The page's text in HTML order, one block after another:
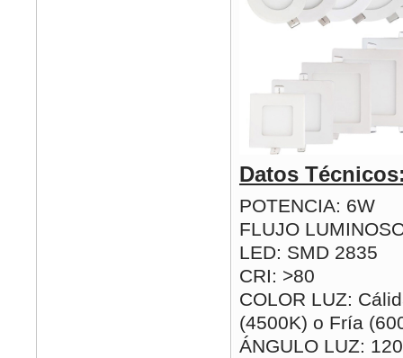
Datos
POTENCIA: 6W
FLUJO
LED: SMD 2835
CRI: >80
COLOR LUZ:
(4500K) o Fría
ÁNGULO LUZ: